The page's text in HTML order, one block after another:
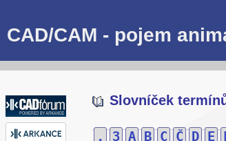
CAD/CAM - pojem
Slovníček
. 3 A B C Č D E